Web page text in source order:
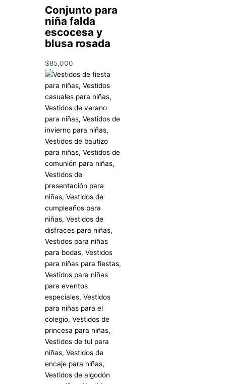
Conjunto para
niña falda
escocesa y
blusa rosada
$85,000